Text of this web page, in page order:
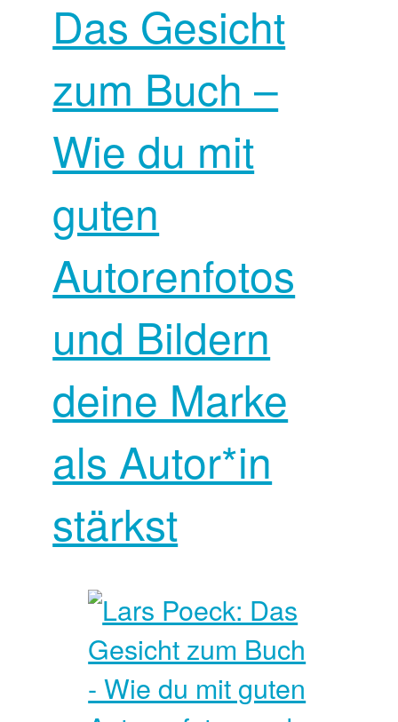
Das Gesicht
zum Buch –
Wie du mit
guten
Autorenfotos
und Bildern
deine Marke
als Autor*in
stärkst